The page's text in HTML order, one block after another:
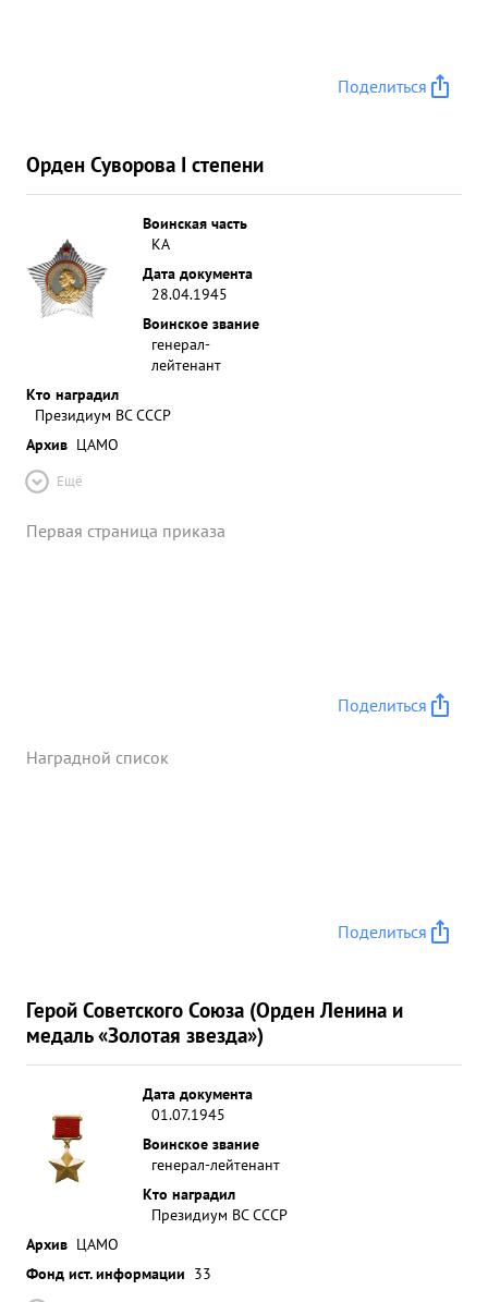
Поделиться
Орден Суворова I степени
Воинская часть
КА
Дата документа
28.04.1945
Воинское звание
генерал-
лейтенант
Кто наградил
Президиум ВС СССР
Архив ЦАМО
Ещё
Первая страница приказа
Поделиться
Наградной список
Поделиться
Герой Советского Союза (Орден Ленина и
медаль «Золотая звезда»)
Дата документа
01.07.1945
Воинское звание
генерал-лейтенант
Кто наградил
Президиум ВС СССР
Архив ЦАМО
Фонд ист. информации 33